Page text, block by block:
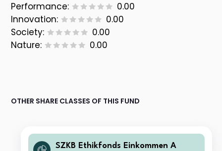
Performance:
0.00
Innovation:
0.00
Society:
0.00
Nature:
0.00
OTHER SHARE CLASSES OF THIS FUND
SZKB Ethikfonds Einkommen A